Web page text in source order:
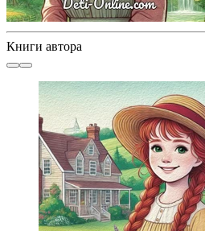
Книги автора